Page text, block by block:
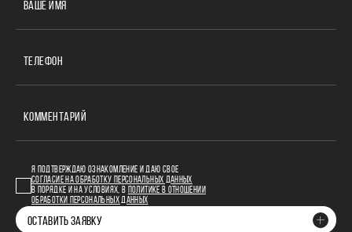
ВАШЕ ИМЯ
ТЕЛЕФОН
КОММЕНТАРИЙ
Я ПОДТВЕРЖДАЮ ОЗНАКОМЛЕНИЕ И ДАЮ СВОЕ
СОГЛАСИЕ НА ОБРАБОТКУ ПЕРСОНАЛЬНЫХ ДАННЫХ
В ПОРЯДКЕ И НА УСЛОВИЯХ, В
ПОЛИТИКЕ В ОТНОШЕНИИ
ОБРАБОТКИ ПЕРСОНАЛЬНЫХ ДАННЫХ
ОСТАВИТЬ ЗАЯВКУ